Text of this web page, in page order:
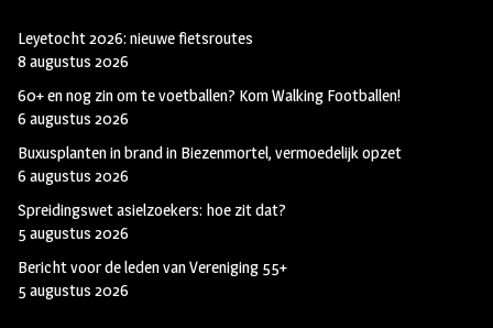
Leyetocht 2026: nieuwe fietsroutes
8 augustus 2026
60+ en nog zin om te voetballen? Kom Walking Footballen!
6 augustus 2026
Buxusplanten in brand in Biezenmortel, vermoedelijk opzet
6 augustus 2026
Spreidingswet asielzoekers: hoe zit dat?
5 augustus 2026
Bericht voor de leden van Vereniging 55+
5 augustus 2026